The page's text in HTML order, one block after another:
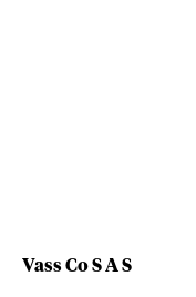
Vass Co S A S